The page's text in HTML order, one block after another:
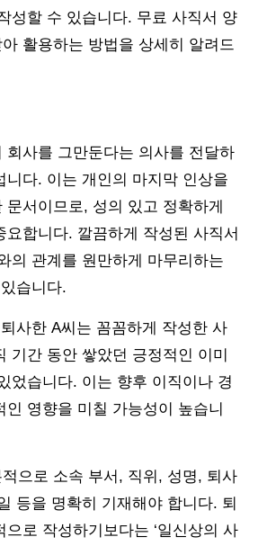
성할 수 있습니다. 무료 사직서 양
활용하는 방법을 상세히 알려드
회사를 그만둔다는 의사를 전달하
니다. 이는 개인의 마지막 인상을
문서이므로, 성의 있고 정확하게
요합니다. 깔끔하게 작성된 사직서
의 관계를 원만하게 마무리하는
습니다.
사한 A씨는 꼼꼼하게 작성한 사
기간 동안 쌓았던 긍정적인 이미
었습니다. 이는 향후 이직이나 경
인 영향을 미칠 가능성이 높습니
으로 소속 부서, 직위, 성명, 퇴사
등을 명확히 기재해야 합니다. 퇴
으로 작성하기보다는 ‘일신상의 사